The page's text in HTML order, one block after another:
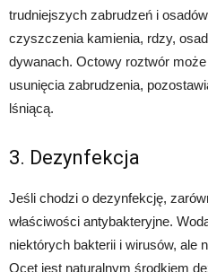
trudniejszych zabrudzeń i
czyszczenia kamienia, rdzy,
dywanach. Octowy roztwór
usunięcia zabrudzenia,
lśniącą.
3. Dezynfekcja
Jeśli chodzi o dezynfekcję,
właściwości antybakteryjne.
niektórych bakterii i wirusów, ale
Ocet jest naturalnym środkiem